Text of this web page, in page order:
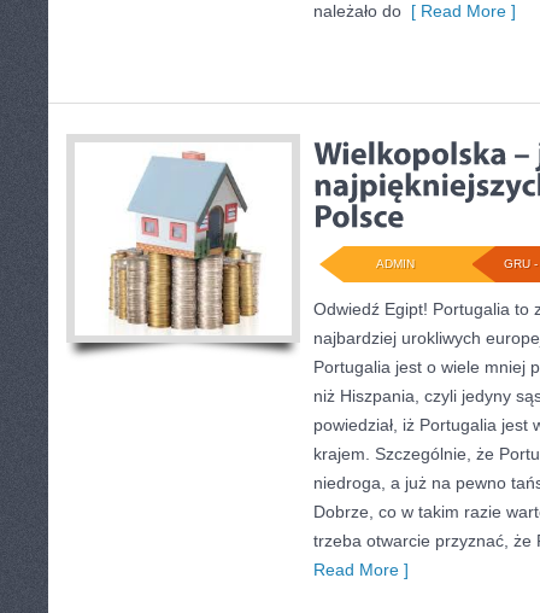
należało do [ Read More ]
GRU
ADMIN
Odwiedź Egipt! Portugalia to
najbardziej urokliwych
Portugalia jest o wiele mniej
niż Hiszpania, czyli jedyny
powiedział, iż Portugalia jest
krajem. Szczególnie, że
niedroga, a już na pewno
Dobrze, co w takim razie
trzeba otwarcie przyznać, że
Read More ]